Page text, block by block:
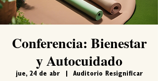
Conferencia: Bienestar
y Autocuidado
jue, 24 de abr
  |
Auditorio Resignificar